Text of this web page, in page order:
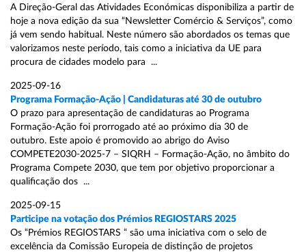
A Direção-Geral das Atividades Económicas disponibiliza a partir de
hoje a nova edição da sua “Newsletter Comércio & Serviços”, como
já vem sendo habitual. Neste número são abordados os temas que
valorizamos neste período, tais como a iniciativa da UE para
procura de cidades modelo para ...
2025-09-16
Programa Formação-Ação | Candidaturas até 30 de outubro
O prazo para apresentação de candidaturas ao Programa
Formação-Ação foi prorrogado até ao próximo dia 30 de
outubro. Este apoio é promovido ao abrigo do Aviso
COMPETE2030-2025-7 – SIQRH – Formação-Ação, no âmbito do
Programa Compete 2030, que tem por objetivo proporcionar a
qualificação dos ...
2025-09-15
Participe na votação dos Prémios REGIOSTARS 2025
Os “Prémios REGIOSTARS “ são uma iniciativa com o selo de
excelência da Comissão Europeia de distinção de projetos